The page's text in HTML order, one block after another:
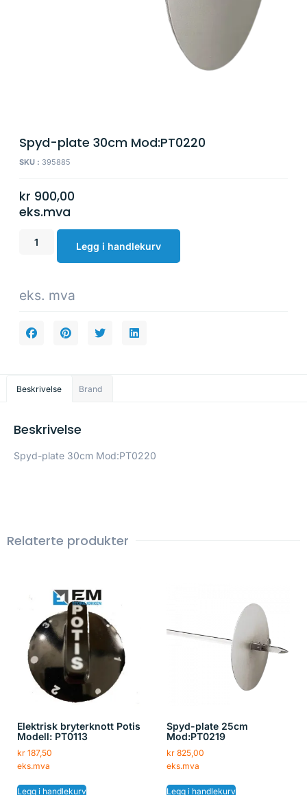
Spyd-plate 30cm Mod:PT0220
SKU : 395885
kr 900,00
eks.mva
Legg i handlekurv
eks. mva
Beskrivelse Brand
Beskrivelse
Spyd-plate 30cm Mod:PT0220
Relaterte produkter
Elektrisk bryterknott Potis
Modell: PT0113
kr 187,50
eks.mva
Legg i handlekurv
Spyd-plate 25cm
Mod:PT0219
kr825,00
eks.mva
Legg i handlekurv